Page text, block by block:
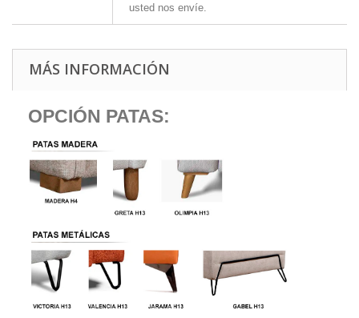
usted nos envíe.
MÁS INFORMACIÓN
OPCIÓN PATAS: